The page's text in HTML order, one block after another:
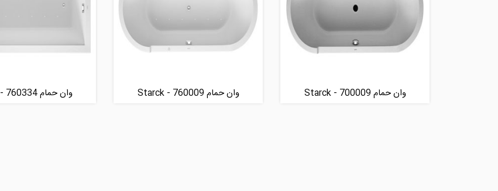
وان حمام Starck - 700009 وان حمام Starck - 760009 وان حمام Starck - 760334